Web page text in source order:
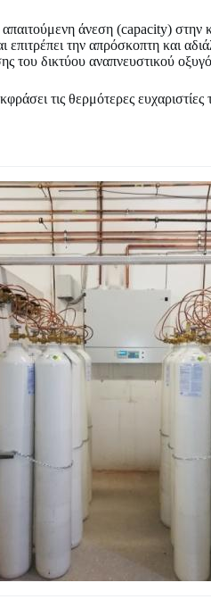
απαιτούμενη άνεση (capacity)
την απρόσκοπτη και
του δικτύου αναπνευστικού
τις θερμότερες